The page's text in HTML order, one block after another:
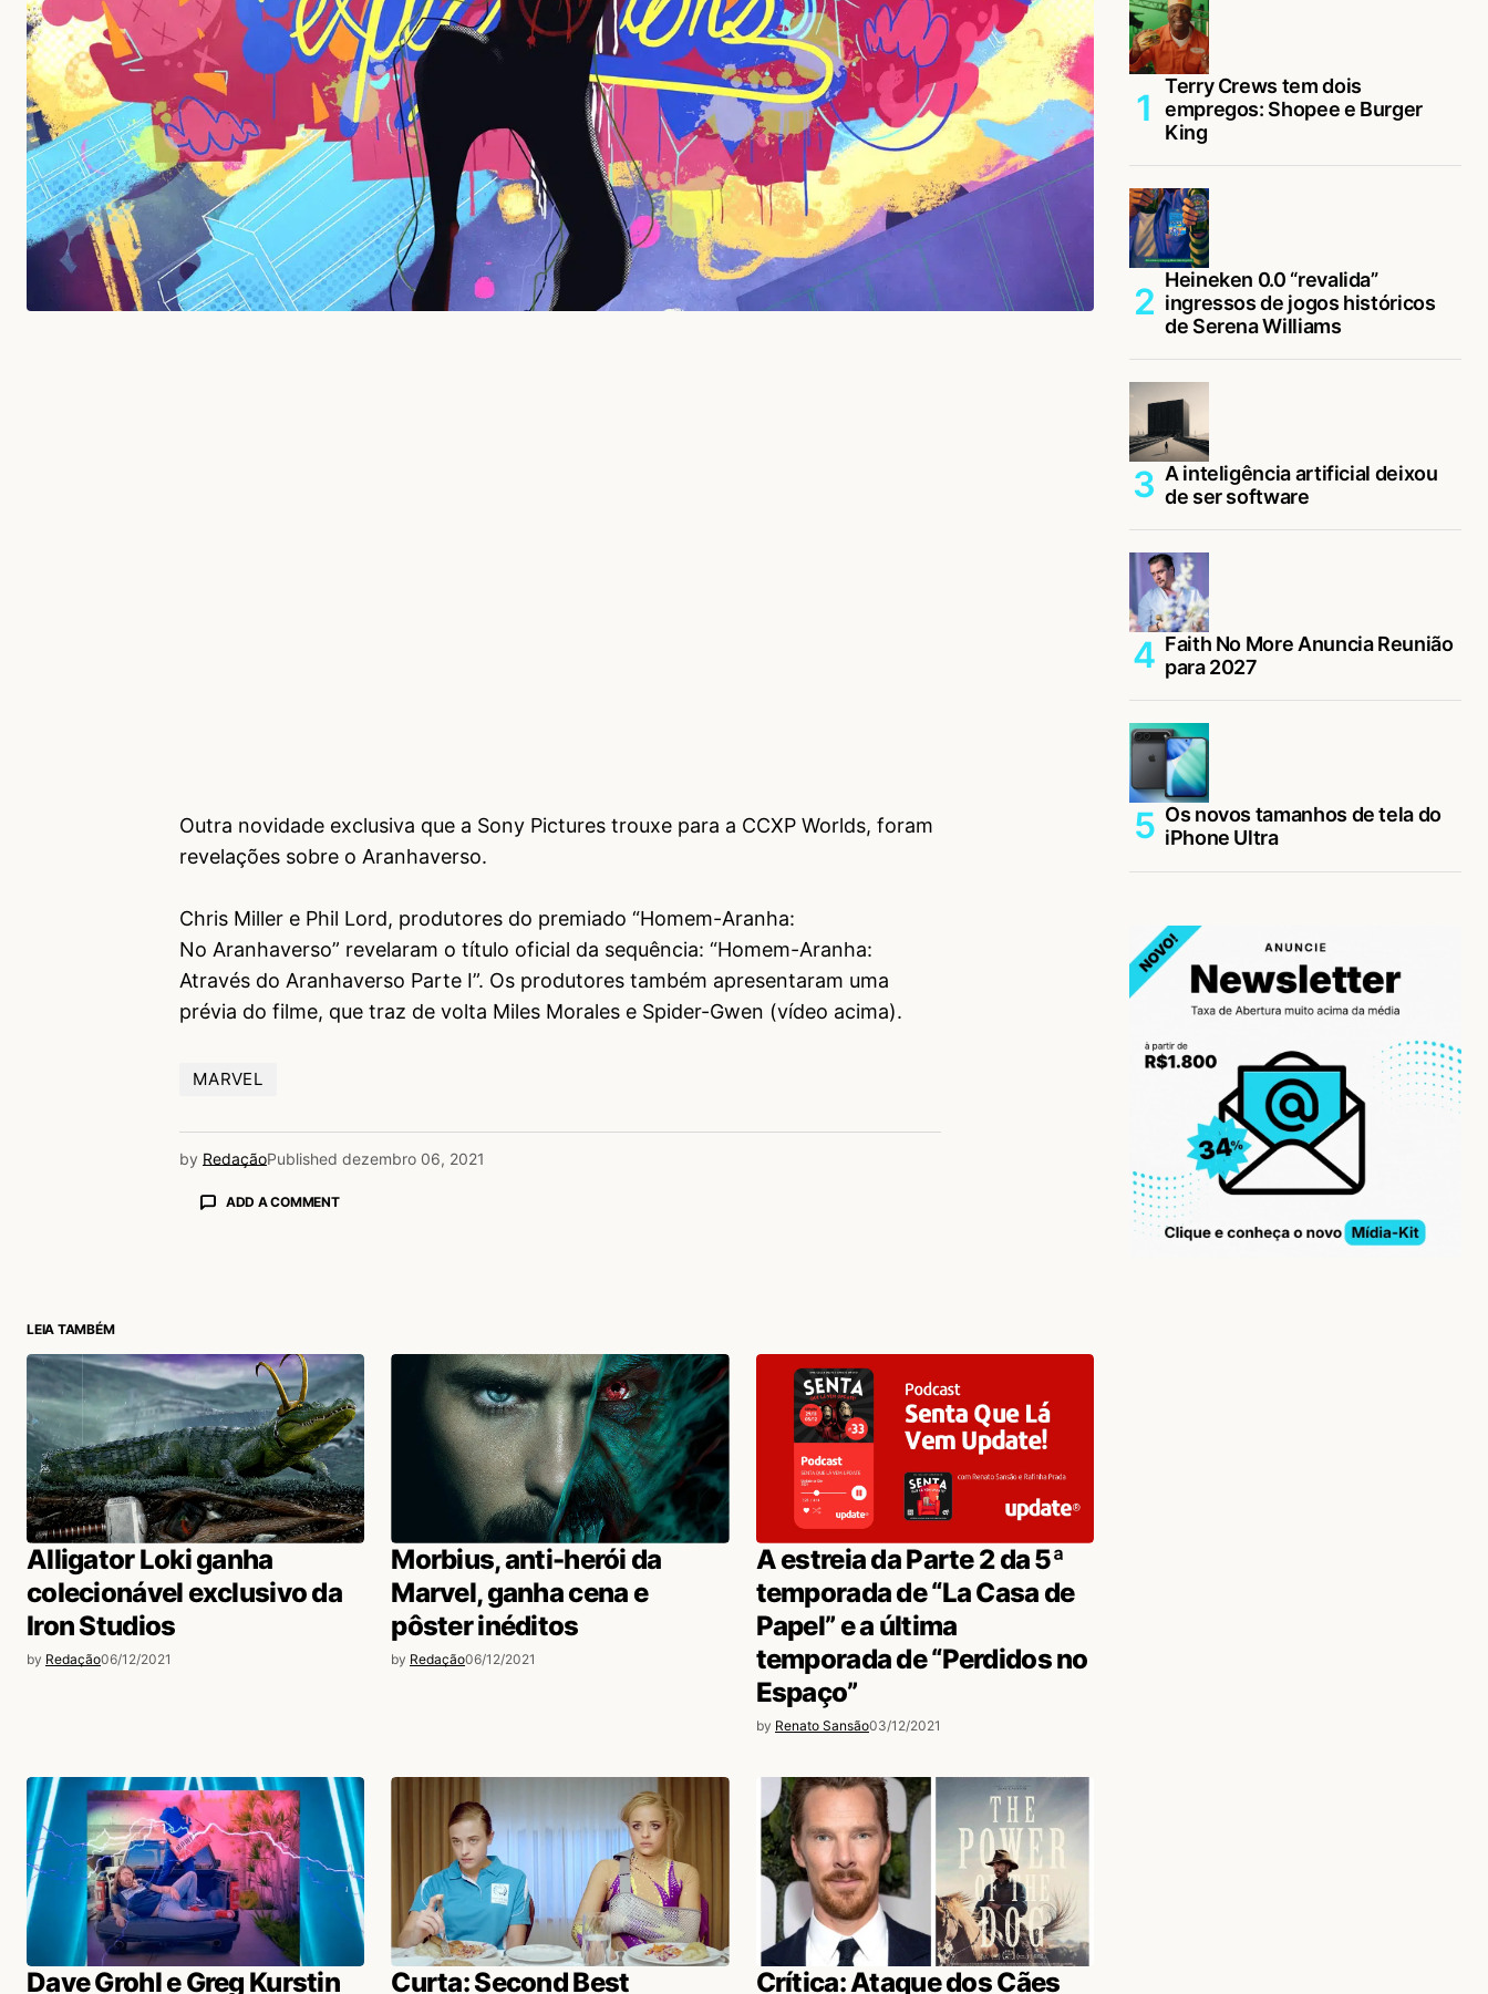
Outra novidade exclusiva que a Sony Pictures trouxe para a CCXP Worlds, foram
revelações sobre o Aranhaverso.
Chris Miller e Phil Lord, produtores do premiado “Homem-Aranha:
No Aranhaverso” revelaram o título oficial da sequência: “Homem-Aranha:
Através do Aranhaverso Parte I”. Os produtores também apresentaram uma
prévia do filme, que traz de volta Miles Morales e Spider-Gwen (vídeo acima).
MARVEL
by RedaçãoPublished dezembro 06, 2021
ADD A COMMENT
LEIA TAMBÉM
Alligator Loki ganha
colecionável exclusivo da
Iron Studios
by Redação06/12/2021
Morbius, anti-herói da
Marvel, ganha cena e
pôster inéditos
by Redação06/12/2021
A estreia da Parte 2 da 5ª
temporada de “La Casa de
Papel” e a última
temporada de “Perdidos no
Espaço”
by Renato Sansão03/12/2021
Dave Grohl e Greg Kurstin Curta: Second Best Crítica: Ataque dos Cães
Terry Crews tem dois
empregos: Shopee e Burger
King
Heineken 0.0 “revalida”
ingressos de jogos históricos
de Serena Williams
A inteligência artificial deixou
de ser software
Faith No More Anuncia Reunião
para 2027
Os novos tamanhos de tela do
iPhone Ultra